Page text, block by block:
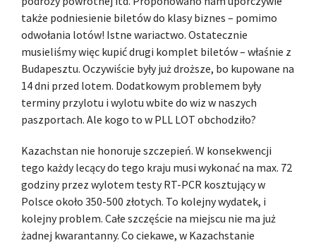
także podniesienie biletów do klasy biznes – pomimo
odwołania lotów! Istne wariactwo. Ostatecznie
musieliśmy więc kupić drugi komplet biletów – właśnie z
Budapesztu. Oczywiście były już droższe, bo kupowane na
14 dni przed lotem. Dodatkowym problemem były
terminy przylotu i wylotu wbite do wiz w naszych
paszportach. Ale kogo to w PLL LOT obchodziło?
Kazachstan nie honoruje szczepień. W konsekwencji
tego każdy lecący do tego kraju musi wykonać na max. 72
godziny przez wylotem testy RT-PCR kosztujący w
Polsce około 350-500 złotych. To kolejny wydatek, i
kolejny problem. Całe szczęście na miejscu nie ma już
żadnej kwarantanny. Co ciekawe, w Kazachstanie